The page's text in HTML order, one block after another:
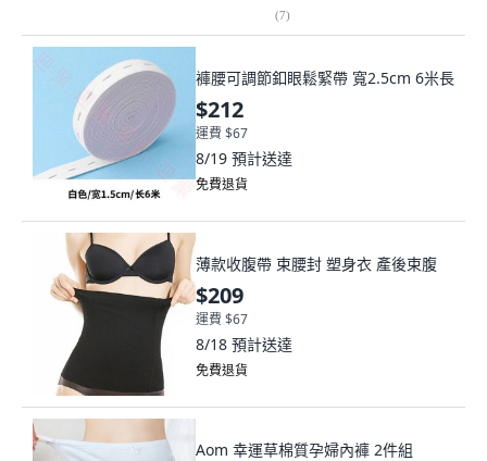
(7)
褲腰可調節釦眼鬆緊帶 寬2.5cm 6米長
$212
運費 $67
8/19 預計送達
免費退貨
薄款收腹帶 束腰封 塑身衣 產後束腹
$209
運費 $67
8/18 預計送達
免費退貨
Aom 幸運草棉質孕婦內褲 2件組